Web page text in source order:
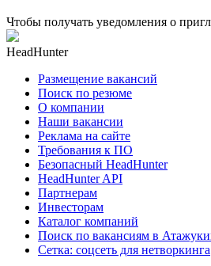
Чтобы получать уведомления о
HeadHunter
Размещение вакансий
Поиск по резюме
О компании
Наши вакансии
Реклама на сайте
Требования к ПО
Безопасный HeadHunter
HeadHunter API
Партнерам
Инвесторам
Каталог компаний
Поиск по вакансиям в
Сетка: соцсеть для нетворкинга